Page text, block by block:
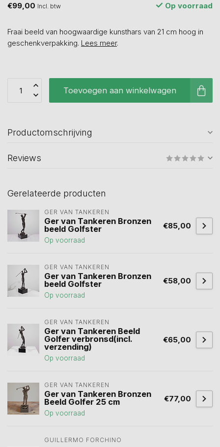
€99,00 Incl. btw Op voorraad
Fraai beeld van hoogwaardige kunsthars van 21 cm hoog in
geschenkverpakking. Lees meer.
Toevoegen aan winkelwagen
Productomschrijving
Reviews
Gerelateerde producten
GER VAN TANKEREN
Ger van Tankeren Bronzen
beeld Golfster
Op voorraad
€85,00
GER VAN TANKEREN
Ger van Tankeren Bronzen
beeld Golfster
Op voorraad
€58,00
GER VAN TANKEREN
Ger van Tankeren Beeld
Golfer verbronsd(incl.
verzending)
Op voorraad
€65,00
GER VAN TANKEREN
Ger van Tankeren Bronzen
Beeld Golfer 25 cm
Op voorraad
€77,00
GUILLERMO FORCHINO